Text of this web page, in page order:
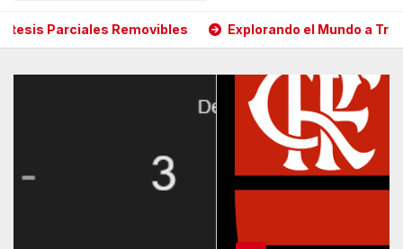
Removibles Explorando el Mundo a Través de las